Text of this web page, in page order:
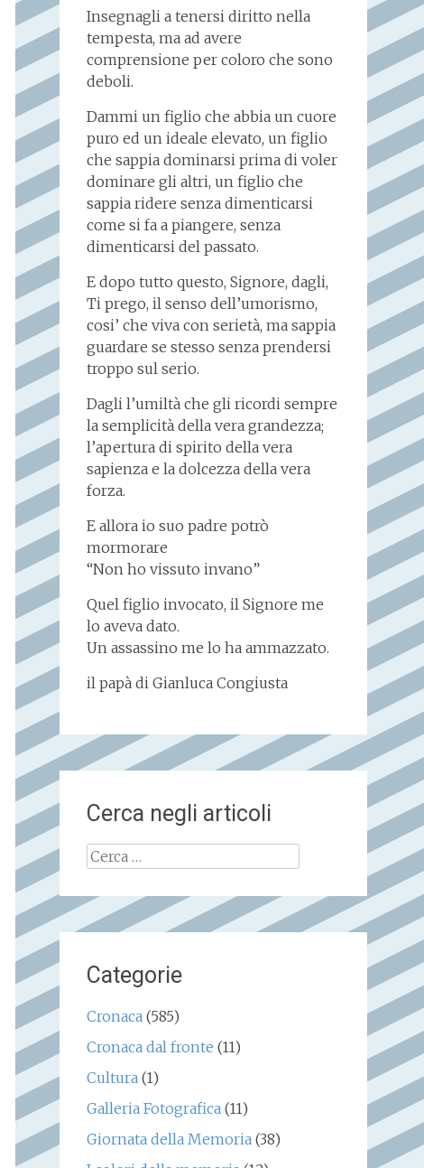
Insegnagli a tenersi diritto nella
tempesta, ma ad avere
comprensione per coloro che sono
deboli.
Dammi un figlio che abbia un cuore
puro ed un ideale elevato, un figlio
che sappia dominarsi prima di voler
dominare gli altri, un figlio che
sappia ridere senza dimenticarsi
come si fa a piangere, senza
dimenticarsi del passato.
E dopo tutto questo, Signore, dagli,
Ti prego, il senso dell’umorismo,
cosi’ che viva con serietà, ma sappia
guardare se stesso senza prendersi
troppo sul serio.
Dagli l’umiltà che gli ricordi sempre
la semplicità della vera grandezza;
l’apertura di spirito della vera
sapienza e la dolcezza della vera
forza.
E allora io suo padre potrò
mormorare
“Non ho vissuto invano”
Quel figlio invocato, il Signore me
lo aveva dato.
Un assassino me lo ha ammazzato.
il papà di Gianluca Congiusta
Cerca negli articoli
Ricerca
Categorie
Cronaca(585)
Cronaca dal fronte (11)
Cultura(1)
Galleria Fotografica(11)
Giornata della Memoria(38)